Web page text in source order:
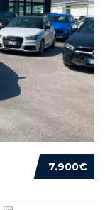
7.900€